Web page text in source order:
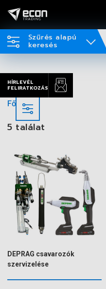
Szűrés alapú
keresés
HÍRLEVÉL
FELIRATKOZÁS
Főoldal
5 találat
DEPRAG csavarozók
szervizelése